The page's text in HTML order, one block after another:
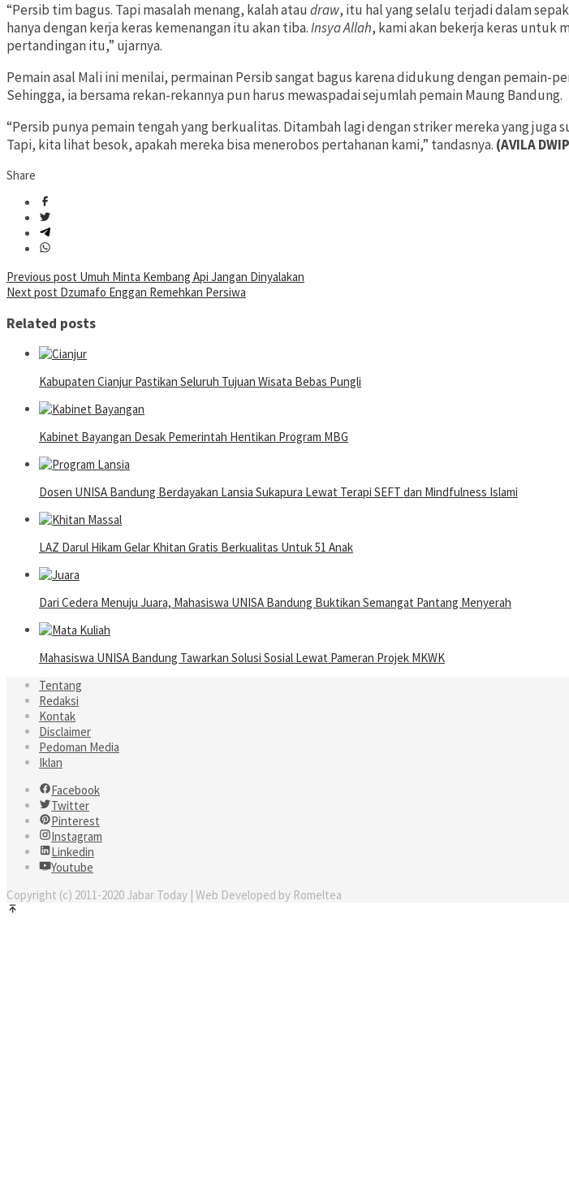
“Persib tim bagus. Tapi masalah menang, kalah ataudraw, itu hal yang selalu terjadi dalam
hanya dengan kerja keras kemenangan itu akan tiba.Insya Allah, kami akan bekerja keras untuk
pertandingan itu,” ujarnya.
Pemain asal Mali ini menilai, permainan Persib sangat bagus karena didukung dengan pemain-
Sehingga, ia bersama rekan-rekannya pun harus mewaspadai sejumlah pemain Maung Bandung.
“Persib punya pemain tengah yang berkualitas. Ditambah lagi dengan striker mereka yang juga
Tapi, kita lihat besok, apakah mereka bisa menerobos pertahanan kami,” tandasnya. (AVILA
Share
Post
navigation
Previous post Umuh Minta Kembang Api Jangan Dinyalakan
Next post Dzumafo Enggan Remehkan Persiwa
Related posts
Kabupaten Cianjur Pastikan Seluruh Tujuan Wisata Bebas Pungli
Kabinet Bayangan Desak Pemerintah Hentikan Program MBG
Dosen UNISA Bandung Berdayakan Lansia Sukapura Lewat Terapi SEFT dan Mindfulness Islami
LAZ Darul Hikam Gelar Khitan Gratis Berkualitas Untuk 51 Anak
Dari Cedera Menuju Juara, Mahasiswa UNISA Bandung Buktikan Semangat Pantang Menyerah
Mahasiswa UNISA Bandung Tawarkan Solusi Sosial Lewat Pameran Projek MKWK
Tentang
Redaksi
Kontak
Disclaimer
Pedoman Media
Iklan
Facebook
Twitter
Pinterest
Instagram
Linkedin
Youtube
Copyright (c) 2011-2020 Jabar Today | Web Developed by Romeltea